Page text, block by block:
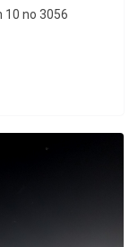
10 no 3056